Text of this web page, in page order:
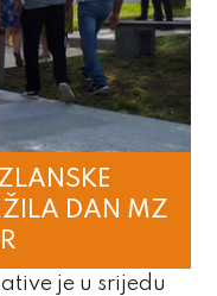
DAN MZ
je u srijedu